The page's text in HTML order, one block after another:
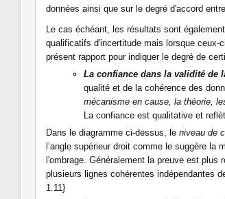
données ainsi que sur le degré d'accord
Le cas échéant, les résultats sont
qualificatifs d'incertitude mais lorsque
présent rapport pour indiquer le degré de
La confiance dans la validité de
qualité et de la cohérence des
mécanisme en cause, la théorie,
La confiance est qualitative et
Dans le diagramme ci-dessus, le niveau de
l’angle supérieur droit comme le suggère la
l'ombrage. Généralement la preuve est plus
plusieurs lignes cohérentes indépendantes
1.11}